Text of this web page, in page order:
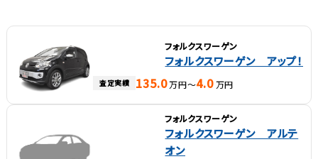
フォルクスワーゲン
フォルクスワーゲン アップ！
査定実績 135.0万円～4.0万円
フォルクスワーゲン
フォルクスワーゲン アルテ
オン